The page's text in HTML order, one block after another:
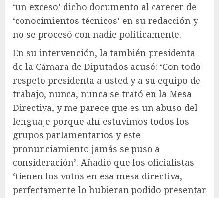
‘un exceso’ dicho documento al carecer de
‘conocimientos técnicos’ en su redacción y
no se procesó con nadie políticamente.
En su intervención, la también presidenta
de la Cámara de Diputados acusó: ‘Con todo
respeto presidenta a usted y a su equipo de
trabajo, nunca, nunca se trató en la Mesa
Directiva, y me parece que es un abuso del
lenguaje porque ahí estuvimos todos los
grupos parlamentarios y este
pronunciamiento jamás se puso a
consideración’. Añadió que los oficialistas
‘tienen los votos en esa mesa directiva,
perfectamente lo hubieran podido presentar